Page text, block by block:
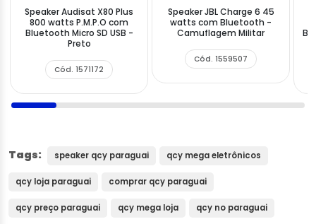
Speaker Audisat X80 Plus
800 watts P.M.P.O com
Bluetooth Micro SD USB -
Preto
Cód. 1571172
Speaker JBL Charge 6 45
watts com Bluetooth -
Camuflagem Militar
Cód. 1559507
Tags: speaker qcy paraguai qcy mega eletrônicos
qcy loja paraguai comprar qcy paraguai
qcy preço paraguai qcy mega loja qcy no paraguai